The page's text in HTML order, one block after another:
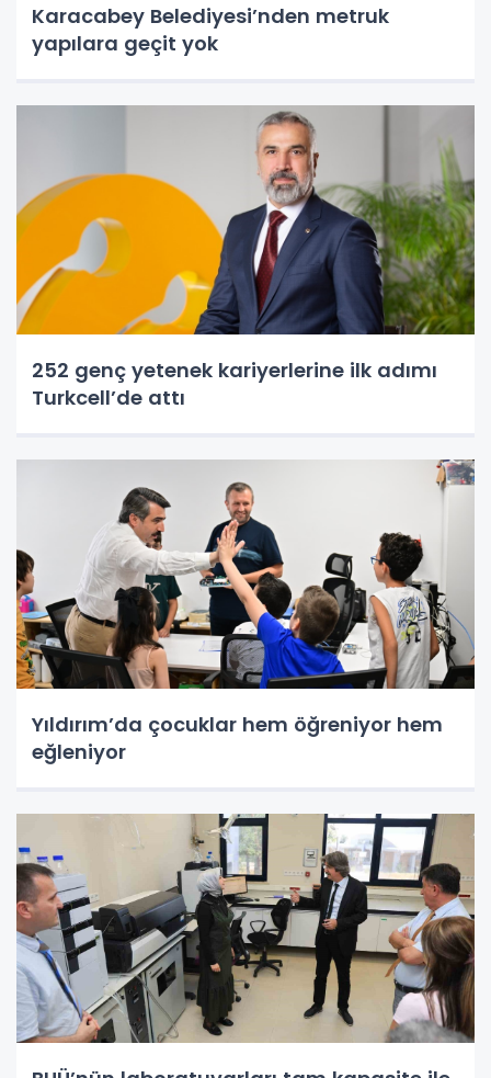
Karacabey Belediyesi’nden metruk
yapılara geçit yok
252 genç yetenek kariyerlerine ilk adımı
Turkcell’de attı
Yıldırım’da çocuklar hem öğreniyor hem
eğleniyor